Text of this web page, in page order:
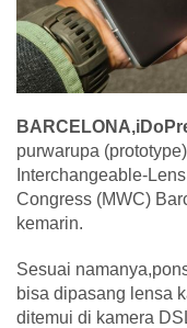
purwarupa
Interchangeable-
Congress (MWC)
kemarin.
Sesuai
bisa dipasang lensa
ditemui di kamera